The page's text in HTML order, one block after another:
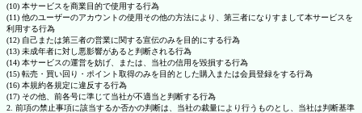
(10) 本サービスを商業目的で使用する行為
(11) 他のユーザーのアカウントの使用その他の方法により、第三者になりすまして本サービスを
利用する行為
(12) 自己または第三者の営業に関する宣伝のみを目的にする行為
(13) 未成年者に対し悪影響があると判断される行為
(14) 本サービスの運営を妨げ、または、当社の信用を毀損する行為
(15) 転売・買い回り・ポイント取得のみを目的とした購入または会員登録をする行為
(16) 本規約各規定に違反する行為
(17) その他、前各号に準じて当社が不適当と判断する行為
2. 前項の禁止事項に該当するか否かの判断は、当社の裁量により行うものとし、当社は判断基準